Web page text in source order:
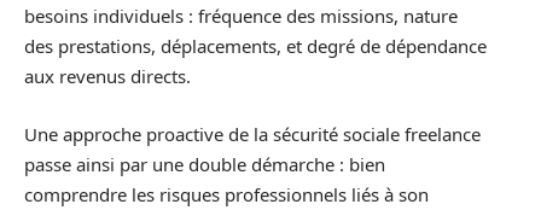
besoins individuels : fréquence des missions, nature
des prestations, déplacements, et degré de dépendance
aux revenus directs.
Une approche proactive de la sécurité sociale freelance
passe ainsi par une double démarche : bien
comprendre les risques professionnels liés à son